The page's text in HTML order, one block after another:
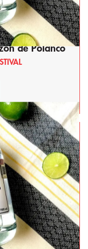
la cocina regia
de Polanco